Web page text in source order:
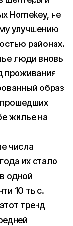
Homekey, не
улучшению
районах.
люди вновь
проживания
образ
жилье на
числа
их стало
одной
10 тыс.
тренд